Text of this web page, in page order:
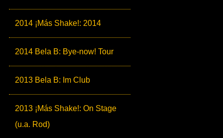
2014 ¡Más Shake!: 2014
2014 Bela B: Bye-now! Tour
2013 Bela B: Im Club
2013 ¡Más Shake!: On Stage
(u.a. Rod)